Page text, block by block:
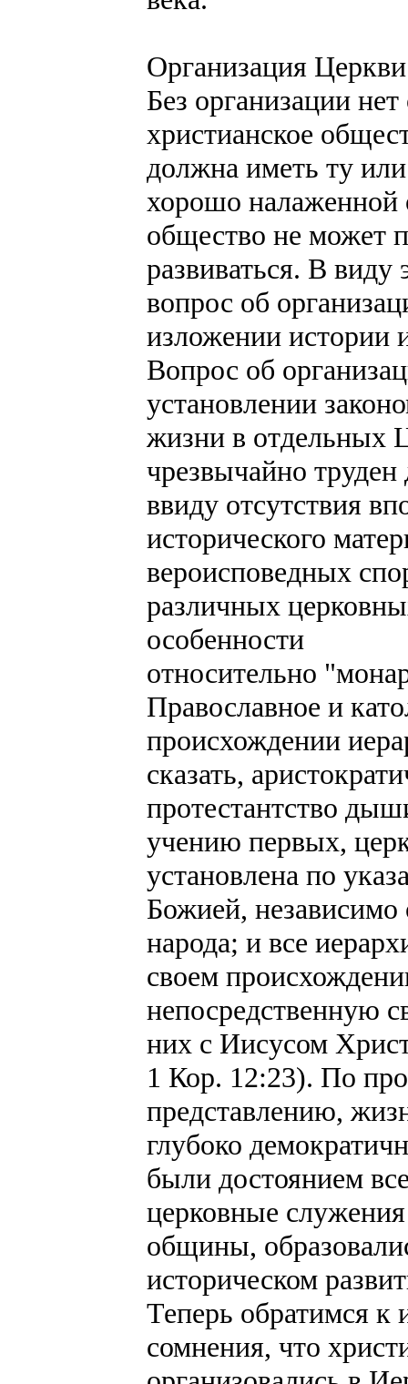
Организация
Без организации
христианское
должна иметь ту
хорошо налаженной
общество не может
развиваться. В виду
вопрос об
изложении истории
Вопрос об
установлении
жизни в отдельных
чрезвычайно
ввиду отсутствия
исторического
вероисповедных
различных
особенности
относительно
Православное и
происхождении
сказать,
протестантство
учению первых,
установлена по
Божией, независимо
народа; и все
своем
непосредственную
них с Иисусом
1 Кор. 12:23). По
представлению,
глубоко
были достоянием
церковные
общины,
историческом
Теперь обратимся
сомнения, что